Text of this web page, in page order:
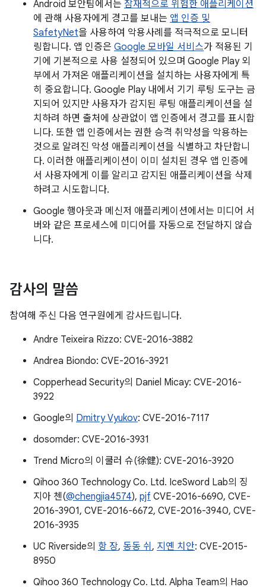
Android 보안팀에서는 잠재적으로 위험한 애플리케이션
에 관해 사용자에게 경고를 보내는 앱 인증 및
SafetyNet을 사용하여 악용사례를 적극적으로 모니터
링합니다. 앱 인증은 Google 모바일 서비스가 적용된 기
기에 기본적으로 사용 설정되어 있으며 Google Play 외
부에서 가져온 애플리케이션을 설치하는 사용자에게 특
히 중요합니다. Google Play 내에서 기기 루팅 도구는 금
지되어 있지만 사용자가 감지된 루팅 애플리케이션을 설
치하려 하면 출처에 상관없이 앱 인증에서 경고를 표시합
니다. 또한 앱 인증에서는 권한 승격 취약성을 악용하는
것으로 알려진 악성 애플리케이션을 식별하고 차단합니
다. 이러한 애플리케이션이 이미 설치된 경우 앱 인증에
서 사용자에게 이를 알리고 감지된 애플리케이션을 삭제
하려고 시도합니다.
Google 행아웃과 메신저 애플리케이션에서는 미디어 서
버와 같은 프로세스에 미디어를 자동으로 전달하지 않습
니다.
감사의 말씀
참여해 주신 다음 연구원에게 감사드립니다.
Andre Teixeira Rizzo: CVE-2016-3882
Andrea Biondo: CVE-2016-3921
Copperhead Security의 Daniel Micay: CVE-2016-
3922
Google의 Dmitry Vyukov: CVE-2016-7117
dosomder: CVE-2016-3931
Trend Micro의 이쿨러 슈(徐健): CVE-2016-3920
Qihoo 360 Technology Co. Ltd. IceSword Lab의 징
지아 첸(@chengjia4574), pjf CVE-2016-6690, CVE-
2016-3901, CVE-2016-6672, CVE-2016-3940, CVE-
2016-3935
UC Riverside의 항 장, 동동 쉬 , 지옌 치안: CVE-2015-
8950
Qihoo 360 Technology Co. Ltd. Alpha Team의 Hao